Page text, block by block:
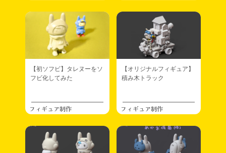
【初ソフビ】タレヌーをソ
フビ化してみた
フィギュア制作
【オリジナルフィギュア】
積み木トラック
フィギュア制作